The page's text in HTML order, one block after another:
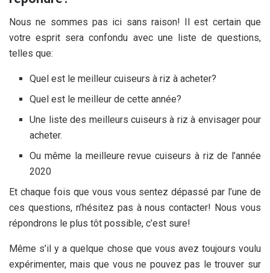
Nous ne sommes pas ici sans raison! Il est certain que
votre esprit sera confondu avec une liste de questions,
telles que:
Quel est le meilleur cuiseurs à riz à acheter?
Quel est le meilleurde cette année?
Une liste des meilleurs cuiseurs à riz à envisager pour
acheter.
Ou même la meilleure revue cuiseurs à riz de l’année
2020
Et chaque fois que vous vous sentez dépassé par l’une de
ces questions, n’hésitez pas à nous contacter! Nous vous
répondrons le plus tôt possible, c’est sure!
Même s’il y a quelque chose que vous avez toujours voulu
expérimenter, mais que vous ne pouvez pas le trouver sur